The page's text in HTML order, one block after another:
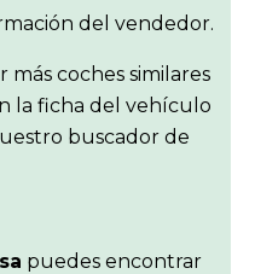
del vendedor.
coches similares
la ficha del vehículo
buscador de
puedes encontrar